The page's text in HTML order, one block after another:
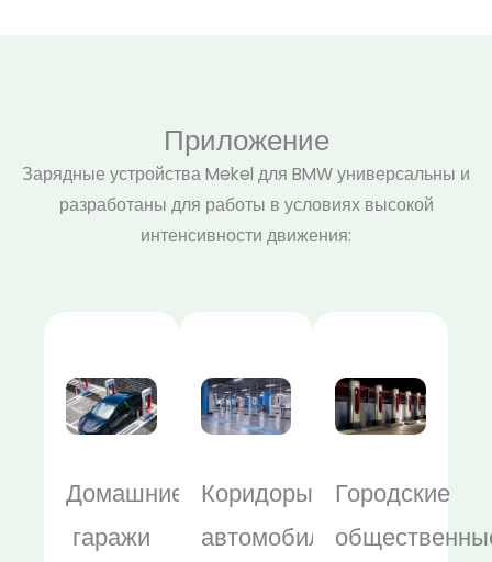
Приложение
Зарядные устройства Mekel для BMW универсальны и
разработаны для работы в условиях высокой
интенсивности движения:
Домашние
гаражи
Коридоры
автомобильных
Городские